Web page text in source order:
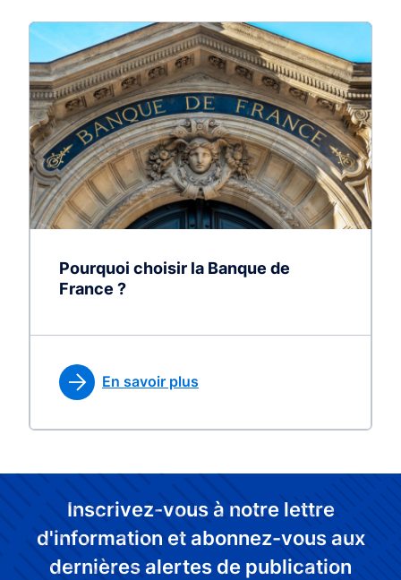
Pourquoi choisir la Banque de
France ?
En savoir plus
Inscrivez-vous à notre lettre
d'information et abonnez-vous aux
dernières alertes de publication